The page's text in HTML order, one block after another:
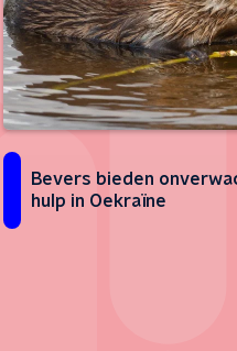
Bevers bieden
hulp in Oekraïne